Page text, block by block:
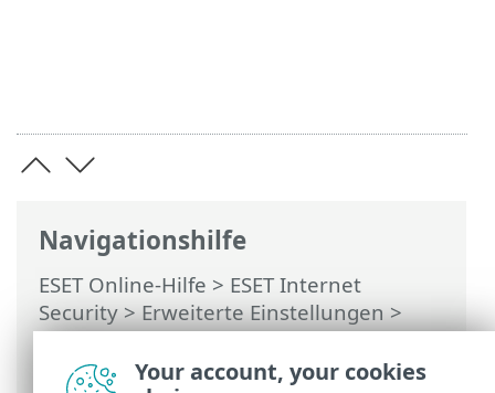
Navigationshilfe
ESET Online-Hilfe > ESET Internet
Security>Erweiterte Einstellungen>
Schutzfunktionen>Web-Schutz>
Verwaltung von URL-Listen> Hinzufügen
Your account, your cookies